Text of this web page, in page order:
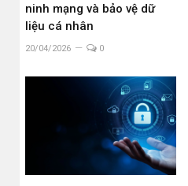
ninh mạng và bảo vệ dữ
liệu cá nhân
20/04/2026 0